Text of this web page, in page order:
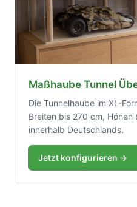
Maßhaube Tunnel
Die Tunnelhaube im XL-
Breiten bis 270 cm,
innerhalb Deutschlands.
Jetzt konfigurieren →